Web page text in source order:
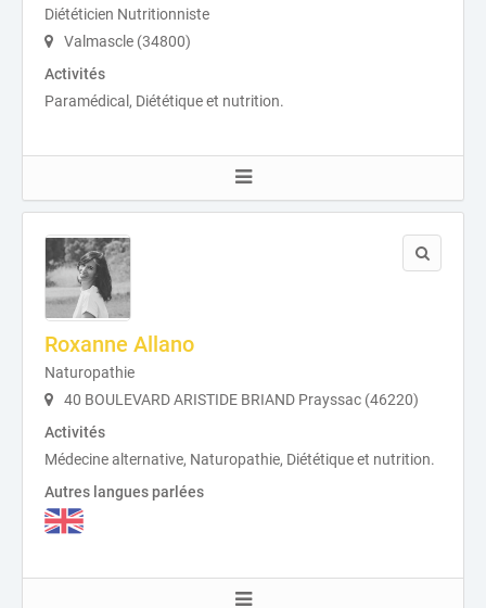
Diététicien Nutritionniste
Valmascle (34800)
Activités
Paramédical, Diététique et nutrition.
Roxanne Allano
Naturopathie
40 BOULEVARD ARISTIDE BRIAND Prayssac (46220)
Activités
Médecine alternative, Naturopathie, Diététique et nutrition.
Autres langues parlées